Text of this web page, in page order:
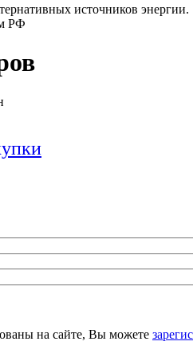
источников энергии.
РФ
на сайте, Вы можете